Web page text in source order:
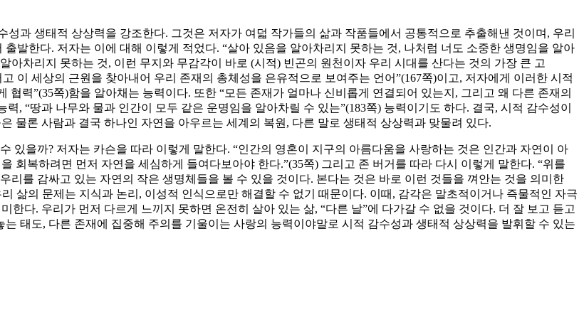
성과 생태적 상상력을 강조한다. 그것은 저자가 여덟 작가들의 삶과 작품들에서 공통적으로 추출해낸 것이며, 우리
발한다. 저자는 이에 대해 이렇게 적었다. “살아 있음을 알아차리지 못하는 것, 나처럼 너도 소중한 생명임을 알아
아차리지 못하는 것, 이런 무지와 무감각이 바로 (시적) 빈곤의 원천이자 우리 시대를 산다는 것의 가장 큰 고
이 세상의 근원을 찾아내어 우리 존재의 총체성을 은유적으로 보여주는 언어”(167쪽)이고, 저자에게 이러한 시적
력”(35쪽)함을 알아채는 능력이다. 또한 “모든 존재가 얼마나 신비롭게 연결되어 있는지, 그리고 왜 다른 존재의
, “땅과 나무와 물과 인간이 모두 같은 운명임을 알아차릴 수 있는”(183쪽) 능력이기도 하다. 결국, 시적 감수성이
물론 사람과 결국 하나인 자연을 아우르는 세계의 복원, 다른 말로 생태적 상상력과 맞물려 있다.
있을까? 저자는 카슨을 따라 이렇게 말한다. “인간의 영혼이 지구의 아름다움을 사랑하는 것은 인간과 자연이 아
회복하려면 먼저 자연을 세심하게 들여다보아야 한다.”(35쪽) 그리고 존 버거를 따라 다시 이렇게 말한다. “위를
리를 감싸고 있는 자연의 작은 생명체들을 볼 수 있을 것이다. 본다는 것은 바로 이런 것들을 껴안는 것을 의미한
삶의 문제는 지식과 논리, 이성적 인식으로만 해결할 수 없기 때문이다. 이때, 감각은 말초적이거나 즉물적인 자극
한다. 우리가 먼저 다르게 느끼지 못하면 온전히 살아 있는 삶, “다른 날”에 다가갈 수 없을 것이다. 더 잘 보고 듣고
태도, 다른 존재에 집중해 주의를 기울이는 사랑의 능력이야말로 시적 감수성과 생태적 상상력을 발휘할 수 있는